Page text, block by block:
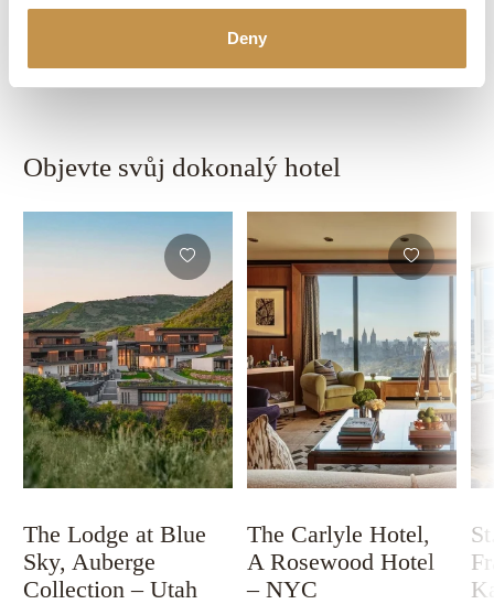
Deny
Objevte svůj dokonalý hotel
The Lodge at Blue
Sky, Auberge
Collection – Utah
The Carlyle Hotel,
A Rosewood Hotel
– NYC